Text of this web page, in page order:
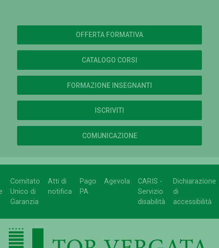
OFFERTA FORMATIVA
CATALOGO CORSI
FORMAZIONE INSEGNANTI
ISCRIVITI
COMUNICAZIONE
Comitato
Unico di
Garanzia
Atti di
notifica
Pago
PA
Agevola
CARIS -
Servizio
disabilità
Dichiarazione
di
accessibilità